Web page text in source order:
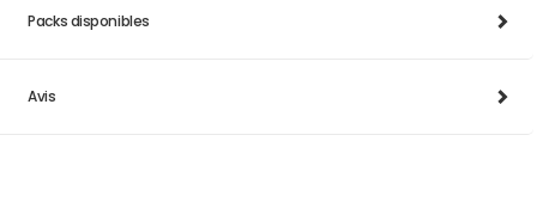
Packs disponibles
Avis